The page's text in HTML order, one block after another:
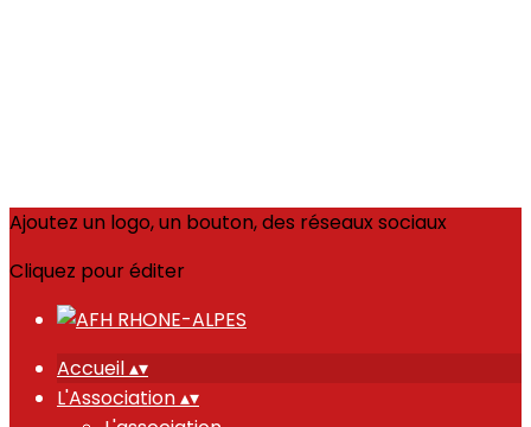
Ajoutez un logo, un bouton, des réseaux sociaux
Cliquez pour éditer
Accueil▴▾
L'Association▴▾